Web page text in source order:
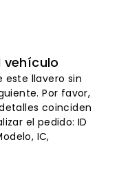
este llavero sin
Por favor,
coinciden
el pedido: ID
IC,